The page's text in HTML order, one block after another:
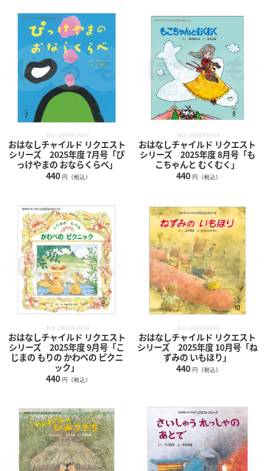
No.099983007
おはなしチャイルド リクエスト
シリーズ 2025年度 7月号「ぴ
っけやまの おならくらべ」
440 円（税込）
No.099983008
おはなしチャイルド リクエスト
シリーズ 2025年度 8月号「も
こちゃんと むくむく」
440 円（税込）
No.099983009
おはなしチャイルド リクエスト
シリーズ 2025年度 9月号「こ
じまの もりの かわべの ピクニ
ック」
440 円（税込）
No.099983010
おはなしチャイルド リクエスト
シリーズ 2025年度 10月号「ね
ずみの いもほり」
440 円（税込）